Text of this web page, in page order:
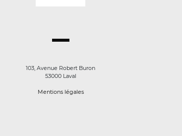
103, Avenue Robert Buron
53000 Laval
Mentions légales